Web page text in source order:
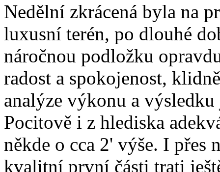
Nedělní zkrácená byla na
luxusní terén, po dlouhé
náročnou podložku
radost a spokojenost,
analýze výkonu a
Pocitově i z hlediska
někde o cca 2' výše. I přes
kvalitní první části trati